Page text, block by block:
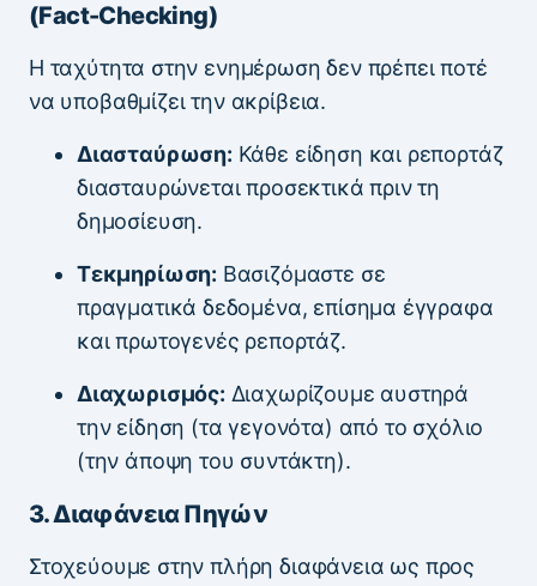
(Fact-Checking)
Η ταχύτητα στην ενημέρωση δεν πρέπει ποτέ
να υποβαθμίζει την ακρίβεια.
Διασταύρωση: Κάθε είδηση και ρεπορτάζ
διασταυρώνεται προσεκτικά πριν τη
δημοσίευση.
Τεκμηρίωση: Βασιζόμαστε σε
πραγματικά δεδομένα, επίσημα έγγραφα
και πρωτογενές ρεπορτάζ.
Διαχωρισμός: Διαχωρίζουμε αυστηρά
την είδηση (τα γεγονότα) από το σχόλιο
(την άποψη του συντάκτη).
3. Διαφάνεια Πηγών
Στοχεύουμε στην πλήρη διαφάνεια ως προς